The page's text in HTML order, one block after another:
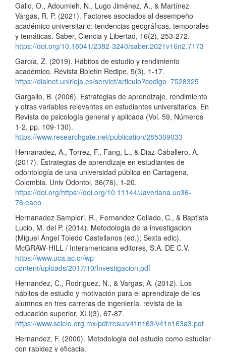
Gallo, O., Adoumieh, N., Lugo Jiménez, A., & Martínez
Vargas, R. P. (2021). Factores asociados al desempeño
académico universitario: tendencias geográficas, temporales
y temáticas. Saber, Ciencia y Libertad, 16(2), 253-272.
https://doi.org/10.18041/2382-3240/saber.2021v16n2.7173
García, Z. (2019). Hábitos de estudio y rendimiento
académico. Revista Boletín Redipe, 5(3), 1-17.
https://dialnet.unirioja.es/servlet/articulo?codigo=7528325
Gargallo, B. (2006). Estrategias de aprendizaje, rendimiento
y otras variables relevantes en estudiantes universitarios. En
Revista de psicología general y aplicada (Vol. 59, Números
1-2, pp. 109-130).
https://www.researchgate.net/publication/285309033
Hernanadez, A., Torrez, F., Fang, L., & Diaz-Caballero, A.
(2017). Estrategias de aprendizaje en estudiantes de
odontología de una universidad pública en Cartagena,
Colombia. Univ Odontol, 36(76), 1-20.
https://doi.org/https://doi.org/10.11144/Javeriana.uo36-
76.eaeo
Hernanadez Sampieri, R., Fernandez Collado, C., & Baptista
Lucio, M. del P. (2014). Metodologia de la investigacion
(Miguel Ángel Toledo Castellanos (ed.); Sexta edic).
McGRAW-HILL / Interamericana editores, S.A. DE C.V.
https://www.uca.ac.cr/wp-
content/uploads/2017/10/Investigacion.pdf
Hernandez, C., Rodriguez, N., & Vargas, A. (2012). Los
hábitos de estudio y motivación para el aprendizaje de los
alumnos en tres carreras de ingeniería. revista de la
educación superior, XLI(3), 67-87.
https://www.scielo.org.mx/pdf/resu/v41n163/v41n163a3.pdf
Hernandez, F. (2000). Metodologia del estudio como estudiar
con rapidez y eficacia.